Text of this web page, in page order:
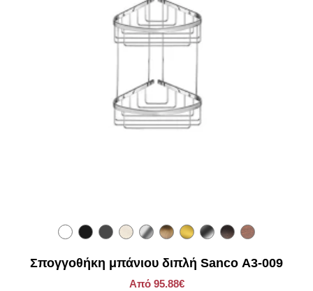
Σπογγοθήκη μπάνιου διπλή Sanco Α3-009
Από 95.88€